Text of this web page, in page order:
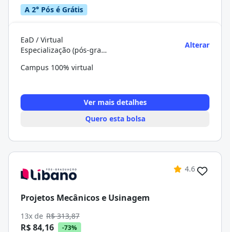
A 2° Pós é Grátis
EaD / Virtual
Especialização (pós-graduação)
Alterar
Campus 100% virtual
Ver mais detalhes
Quero esta bolsa
4.6
Projetos Mecânicos e Usinagem
13x de R$ 313,87
R$ 84,16 -73%